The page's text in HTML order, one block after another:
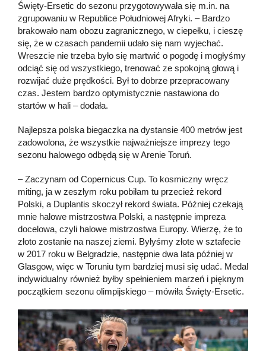
Święty-Ersetic do sezonu przygotowywała się m.in. na
zgrupowaniu w Republice Południowej Afryki. – Bardzo
brakowało nam obozu zagranicznego, w ciepełku, i cieszę
się, że w czasach pandemii udało się nam wyjechać.
Wreszcie nie trzeba było się martwić o pogodę i mogłyśmy
odciąć się od wszystkiego, trenować ze spokojną głową i
rozwijać duże prędkości. Był to dobrze przepracowany
czas. Jestem bardzo optymistycznie nastawiona do
startów w hali – dodała.
Najlepsza polska biegaczka na dystansie 400 metrów jest
zadowolona, że wszystkie najważniejsze imprezy tego
sezonu halowego odbędą się w Arenie Toruń.
– Zaczynam od Copernicus Cup. To kosmiczny wręcz
miting, ja w zeszłym roku pobiłam tu przecież rekord
Polski, a Duplantis skoczył rekord świata. Później czekają
mnie halowe mistrzostwa Polski, a następnie impreza
docelowa, czyli halowe mistrzostwa Europy. Wierzę, że to
złoto zostanie na naszej ziemi. Byłyśmy złote w sztafecie
w 2017 roku w Belgradzie, następnie dwa lata później w
Glasgow, więc w Toruniu tym bardziej musi się udać. Medal
indywidualny również byłby spełnieniem marzeń i pięknym
początkiem sezonu olimpijskiego – mówiła Święty-Ersetic.